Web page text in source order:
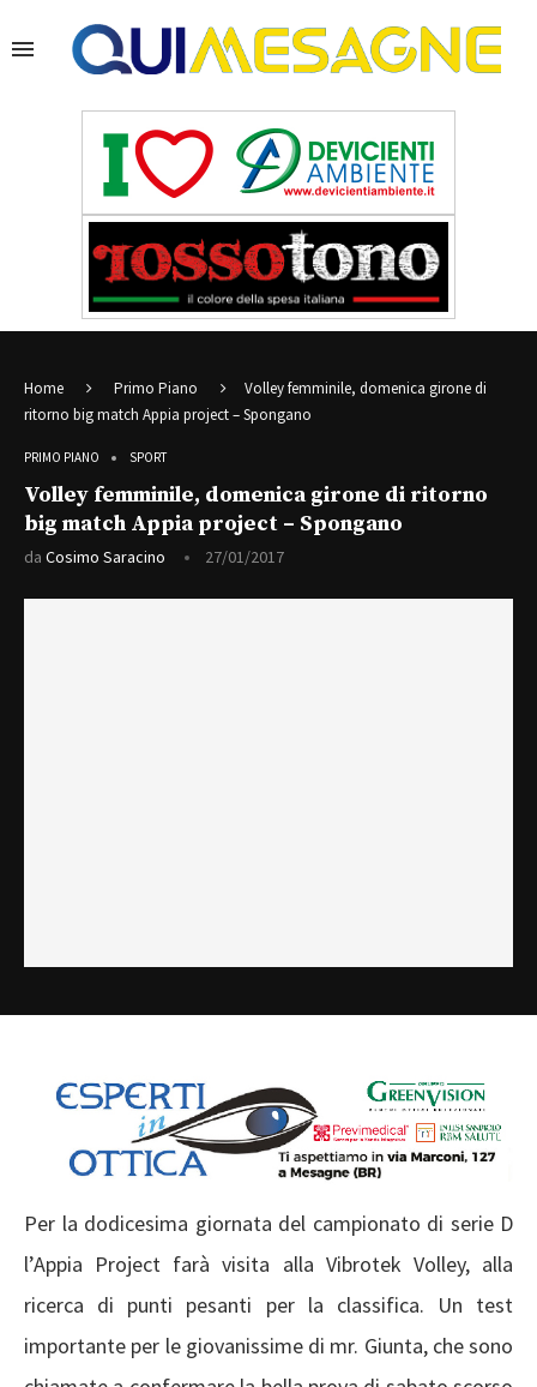
Home Primo Piano
Volley femminile, domenica girone di
ritorno big match Appia project – Spongano
PRIMO PIANO SPORT
Volley femminile, domenica girone di ritorno
big match Appia project – Spongano
da Cosimo Saracino 27/01/2017
Per la dodicesima giornata del campionato di serie D
l’Appia Project farà visita alla Vibrotek Volley, alla
ricerca di punti pesanti per la classifica. Un test
importante per le giovanissime di mr. Giunta, che sono